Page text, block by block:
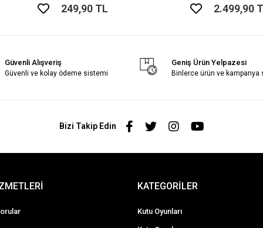
249,90 TL 2.499,90
Güvenli Alışveriş
Güvenli ve kolay ödeme sistemi
Geniş Ürün Yelpazesi
Binlerce ürün ve kampanya
Bizi Takip Edin
KATEGORİLER
Kutu Oyunları